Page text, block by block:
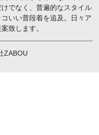
でなく、普遍的なスタイル
いい普段着を追及。日々ア
致します。